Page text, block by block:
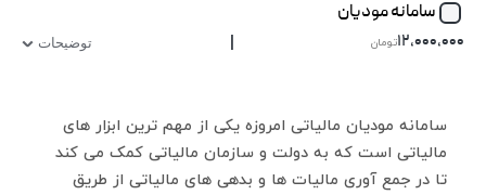
سامانه مودیان
۱۲,۰۰۰,۰۰۰تومان | توضیحات
سامانه مودیان مالیاتی امروزه یکی از مهم ترین ابزار های
مالیاتی است که به دولت و سازمان مالیاتی کمک می کند
تا در جمع آوری مالیات ها و بدهی های مالیاتی از طریق